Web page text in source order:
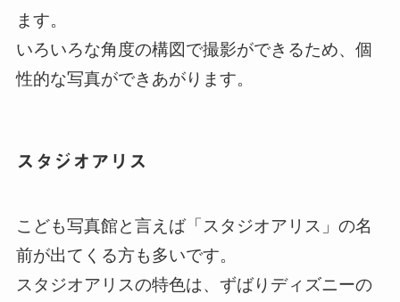
ます。
いろいろな角度の構図で撮影ができるため、個
性的な写真ができあがります。
スタジオアリス
こども写真館と言えば「スタジオアリス」の名
前が出てくる方も多いです。
スタジオアリスの特色は、ずばりディズニーの